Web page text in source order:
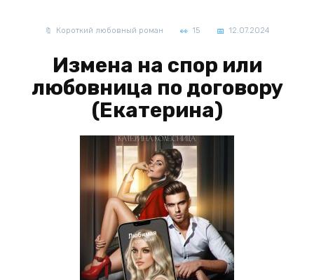
Короткий любовный роман 15 12.07.2024
Измена на спор или
любовница по договору
(Екатерина)